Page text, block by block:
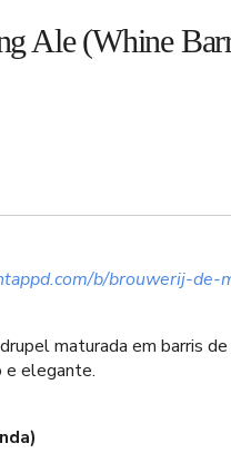
Ale (Whine
b/brouwerij-
maturada em barris
e elegante.